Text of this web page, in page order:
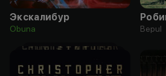
Экскалибур
Obuna Bepul